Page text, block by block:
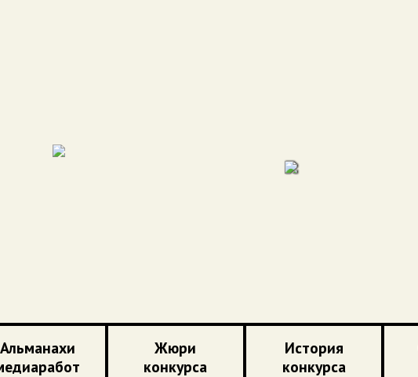
Альманахи
Жюри
конкурса
История
конкурса